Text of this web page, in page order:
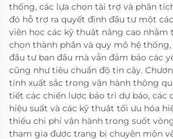
thống, các lựa chọn tài trợ và phân
đó hỗ trợ ra quyết định đầu tư một
viên học các kỹ thuật nâng cao nhằm
chọn thành phần và quy mô hệ
đầu tư ban đầu mà vẫn đảm bảo các
cũng như tiêu chuẩn độ tin cậy.
tính xuất sắc trong vận hành thông
tiết các chiến lược bảo trì dự báo, các
hiệu suất và các kỹ thuật tối ưu hóa
thiểu chi phí vận hành trong suốt
tham gia được trang bị chuyên môn